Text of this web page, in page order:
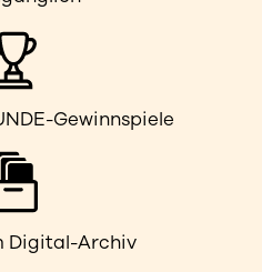
Gewinnspiele
Digital-Archiv